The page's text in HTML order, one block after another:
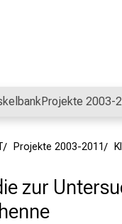
Projekte 2003-
Projekte 2003-2011
zur